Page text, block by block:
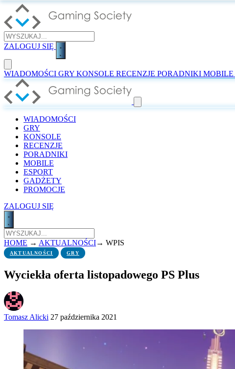
ZALOGUJ SIĘ
WIADOMOŚCI GRY KONSOLE RECENZJE PORADNIKI MOBILE
WIADOMOŚCI
GRY
KONSOLE
RECENZJE
PORADNIKI
MOBILE
ESPORT
GADŻETY
PROMOCJE
ZALOGUJ SIĘ
HOME → AKTUALNOŚCI→ WPIS
AKTUALNOŚCI GRY
Wyciekła oferta listopadowego PS Plus
Tomasz Alicki 27 października 2021